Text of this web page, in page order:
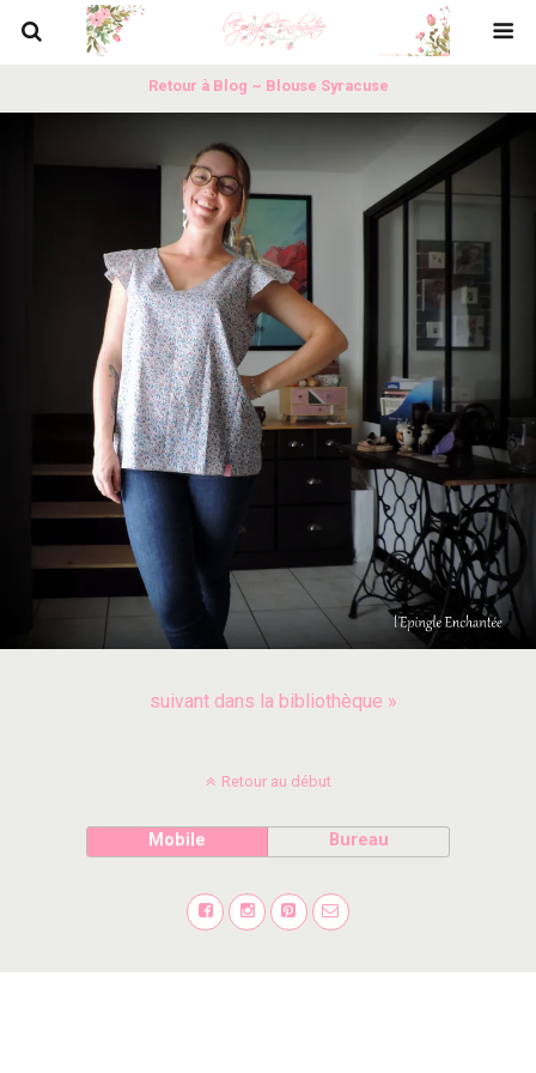
Retour à Blog ~ Blouse Syracuse
suivant dans la bibliothèque »
Retour au début
Mobile Bureau